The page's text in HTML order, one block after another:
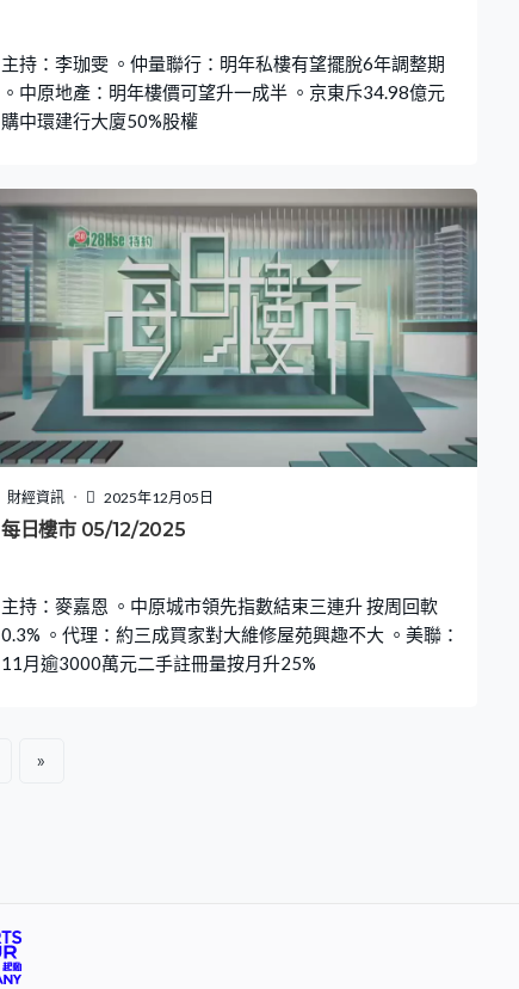
主持：李珈雯 。仲量聯行：明年私樓有望擺脫6年調整期
。中原地產：明年樓價可望升一成半 。京東斥34.98億元
購中環建行大廈50%股權
財經資訊 2025年12月05日
每日樓市 05/12/2025
主持：麥嘉恩 。中原城市領先指數結束三連升 按周回軟
0.3% 。代理：約三成買家對大維修屋苑興趣不大 。美聯：
11月逾3000萬元二手註冊量按月升25%
»